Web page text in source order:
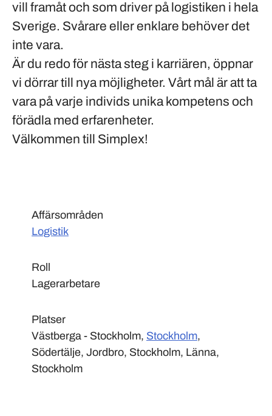
vill framåt och som driver på logistiken i hela
Sverige. Svårare eller enklare behöver det
inte vara.
Är du redo för nästa steg i karriären, öppnar
vi dörrar till nya möjligheter. Vårt mål är att ta
vara på varje individs unika kompetens och
förädla med erfarenheter.
Välkommen till Simplex!
Affärsområden
Logistik
Roll
Lagerarbetare
Platser
Västberga - Stockholm, Stockholm,
Södertälje, Jordbro, Stockholm, Länna,
Stockholm